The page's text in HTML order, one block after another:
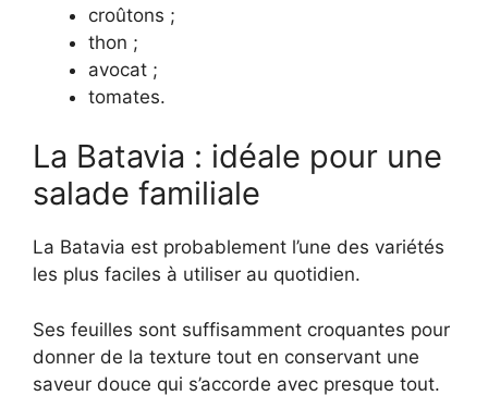
croûtons ;
thon ;
avocat ;
tomates.
La Batavia : idéale pour une
salade familiale
La Batavia est probablement l’une des variétés
les plus faciles à utiliser au quotidien.
Ses feuilles sont suffisamment croquantes pour
donner de la texture tout en conservant une
saveur douce qui s’accorde avec presque tout.